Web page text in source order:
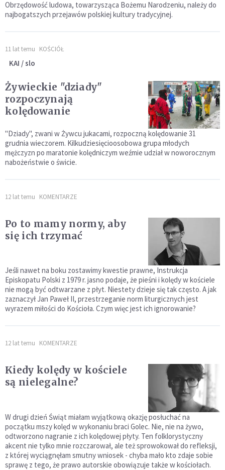
Obrzędowość ludowa, towarzysząca Bożemu Narodzeniu, należy do
najbogatszych przejawów polskiej kultury tradycyjnej.
11 lat temu KOŚCIÓŁ
KAI / slo
Żywieckie "dziady"
rozpoczynają
kolędowanie
"Dziady", zwani w Żywcu jukacami, rozpoczną kolędowanie 31
grudnia wieczorem. Kilkudziesięcioosobowa grupa młodych
mężczyzn po maratonie kolędniczym weźmie udział w noworocznym
nabożeństwie o świcie.
12 lat temu KOMENTARZE
Po to mamy normy, aby
się ich trzymać
Jeśli nawet na boku zostawimy kwestie prawne, Instrukcja
Episkopatu Polski z 1979 r. jasno podaje, że pieśni i kolędy w kościele
nie mogą być odtwarzane z płyt. Niestety dzieje się tak często. A jak
zaznaczył Jan Paweł II, przestrzeganie norm liturgicznych jest
wyrazem miłości do Kościoła. Czym więc jest ich ignorowanie?
12 lat temu KOMENTARZE
Kiedy kolędy w kościele
są nielegalne?
W drugi dzień Świąt miałam wyjątkową okazję posłuchać na
początku mszy kolęd w wykonaniu braci Golec. Nie, nie na żywo,
odtworzono nagranie z ich kolędowej płyty. Ten folklorystyczny
akcent nie tylko mnie rozczarował, ale też sprowokował do refleksji,
z której wyciągnęłam smutny wniosek - chyba mało kto zdaje sobie
sprawę z tego, że prawo autorskie obowiązuje także w kościołach.